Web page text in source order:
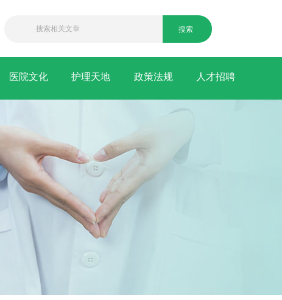
搜索
医院文化 护理天地 政策法规 人才招聘